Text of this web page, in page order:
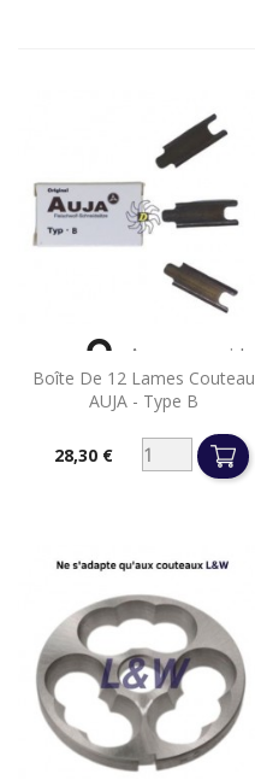
Boîte De 12 Lames Couteau
AUJA - Type B
Prix28,30 €
 Aperçu rapide